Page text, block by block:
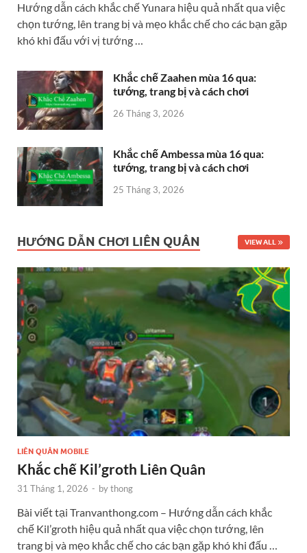
Hướng dẫn cách khắc chế Yunara hiệu quả nhất qua việc
chọn tướng, lên trang bị và mẹo khắc chế cho các bạn gặp
khó khi đấu với vị tướng …
Khắc chế Zaahen mùa 16 qua:
tướng, trang bị và cách chơi
26 Tháng 3, 2026
Khắc chế Ambessa mùa 16 qua:
tướng, trang bị và cách chơi
25 Tháng 3, 2026
HƯỚNG DẪN CHƠI LIÊN QUÂN VIEW ALL
LIÊN QUÂN MOBILE
Khắc chế Kil’groth Liên Quân
31 Tháng 1, 2026 - bythong
Bài viết tại Tranvanthong.com – Hướng dẫn cách khắc
chế Kil’groth hiệu quả nhất qua việc chọn tướng, lên
trang bị và mẹo khắc chế cho các bạn gặp khó khi đấu …